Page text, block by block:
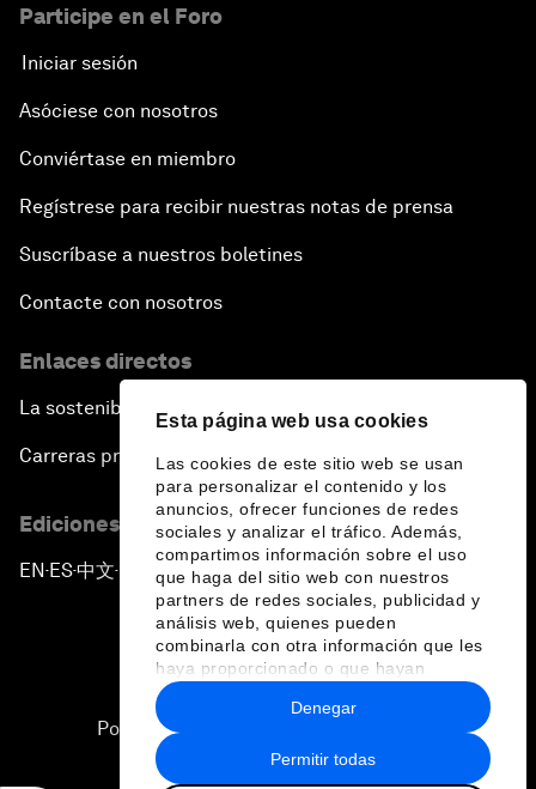
Esta página web usa cookies
Las cookies de este sitio web se usan
para personalizar el contenido y los
anuncios, ofrecer funciones de redes
sociales y analizar el tráfico. Además,
compartimos información sobre el uso
que haga del sitio web con nuestros
partners de redes sociales, publicidad y
análisis web, quienes pueden
combinarla con otra información que les
haya proporcionado o que hayan
recopilado a partir del uso que haya
hecho de sus servicios.
Permitir todas
Denegar
Participe en el Foro
Iniciar sesión
Asóciese con nosotros
Conviértase en miembro
Regístrese para recibir nuestras notas de prensa
Suscríbase a nuestros boletines
Contacte con nosotros
Enlaces directos
La sostenibilidad en el Foro
Carreras profesionales
Ediciones en otros idiomas
EN ▪ES▪中文▪ 日本語
Política de privacidad y normas de uso
Sitemap